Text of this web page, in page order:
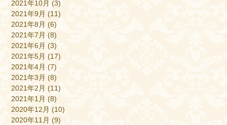
2021年10月 (3)
2021年9月 (11)
2021年8月 (6)
2021年7月 (8)
2021年6月 (3)
2021年5月 (17)
2021年4月 (7)
2021年3月 (8)
2021年2月 (11)
2021年1月 (8)
2020年12月 (10)
2020年11月 (9)